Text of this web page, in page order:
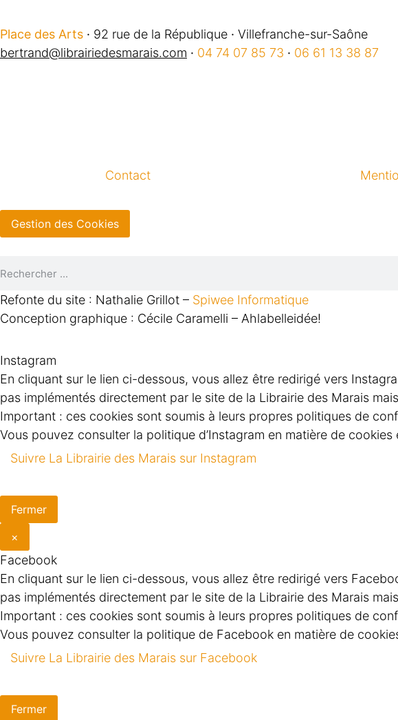
Place des Arts · 92 rue de la République · Villefranche-sur-Saône
bertrand@librairiedesmarais.com · 04 74 07 85 73 · 06 61 13 38 87
Contact
Gestion des Cookies
Refonte du site : Nathalie Grillot – Spiwee Informatique
Conception graphique : Cécile Caramelli – Ahlabelleidée!
Instagram
En cliquant sur le lien ci-dessous, vous allez être redirigé vers
pas implémentés directement par le site de la Librairie des Marais
Important : ces cookies sont soumis à leurs propres politiques de
Vous pouvez consulter la politique d’Instagram en matière de
Suivre La Librairie des Marais sur Instagram
Fermer
×
Facebook
En cliquant sur le lien ci-dessous, vous allez être redirigé vers
pas implémentés directement par le site de la Librairie des Marais
Important : ces cookies sont soumis à leurs propres politiques de
Vous pouvez consulter la politique de Facebook en matière de
Suivre La Librairie des Marais sur Facebook
Fermer